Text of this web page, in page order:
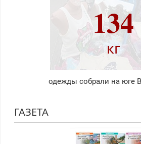
134
кг
одежды собрали на юге
ГАЗЕТА